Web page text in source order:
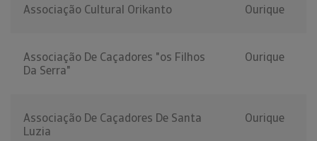
Associação Cultural Orikanto Ourique
Associação De Caçadores "os Filhos
Da Serra"
Ourique
Associação De Caçadores De Santa
Luzia
Ourique